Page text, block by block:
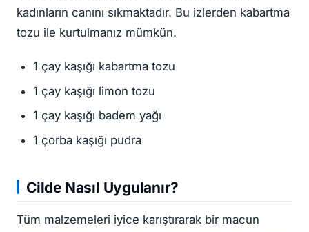
kadınların canını sıkmaktadır. Bu izlerden kabartma
tozu ile kurtulmanız mümkün.
1 çay kaşığı kabartma tozu
1 çay kaşığı limon tozu
1 çay kaşığı badem yağı
1 çorba kaşığı pudra
Cilde Nasıl Uygulanır?
Tüm malzemeleri iyice karıştırarak bir macun